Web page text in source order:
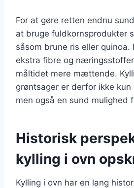
For at gøre retten endnu
at bruge fuldkornsprodukter
såsom brune ris eller quinoa.
ekstra fibre og
måltidet mere mættende.
grøntsager er derfor ikke
men også en sund mulighed
Historisk
kylling i ovn
Kylling i ovn har en lang